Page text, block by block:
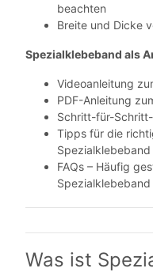
beachten
Breite und Dicke
Spezialklebeband als
Videoanleitung
PDF-Anleitung
Schritt-für-
Tipps für die
Spezialklebeband
FAQs – Häufig
Spezialklebeband
Was ist